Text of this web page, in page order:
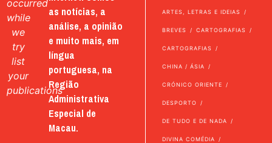
occurred
while
we
try
list
your
publications
as notícias, a
análise, a opinião
e muito mais, em
língua
portuguesa, na
Região
Administrativa
Especial de
Macau.
ARTES, LETRAS E IDEIAS
BREVES CARTOGRAFIAS
CARTOGRAFIAS
CHINA / ÁSIA
CRÓNICO ORIENTE
DESPORTO
DE TUDO E DE NADA
DIVINA COMÉDIA